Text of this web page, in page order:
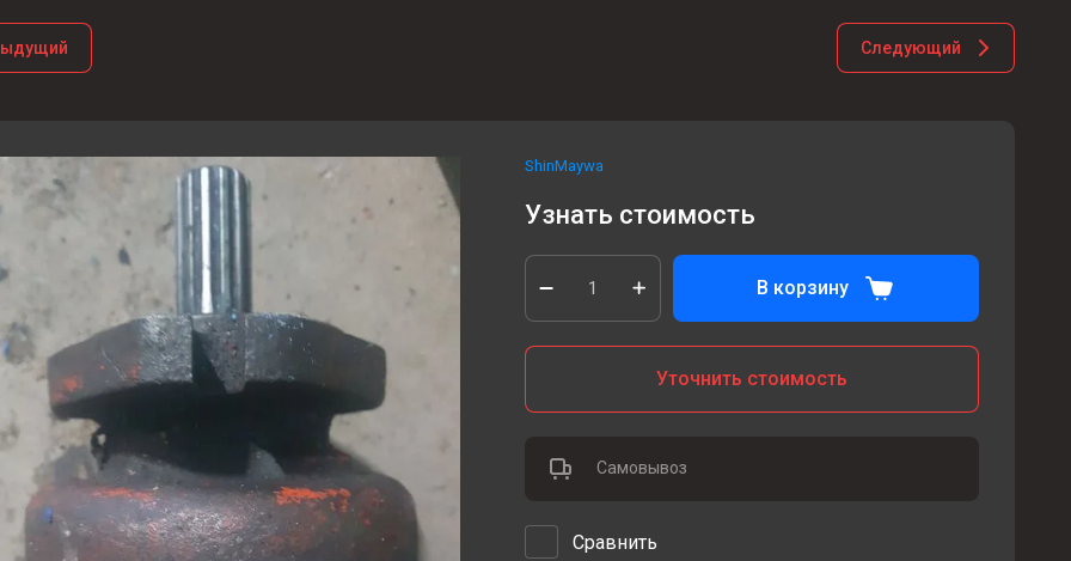
Следующий
ShinMaywa
Узнать стоимость
В корзину
Уточнить стоимость
Сравнить
Самовывоз